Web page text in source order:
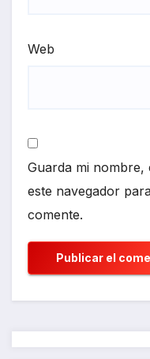
Web
Guarda mi
este navegador
comente.